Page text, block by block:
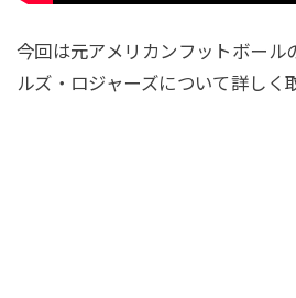
今回は元アメリカンフットボール
ルズ・ロジャーズについて詳しく